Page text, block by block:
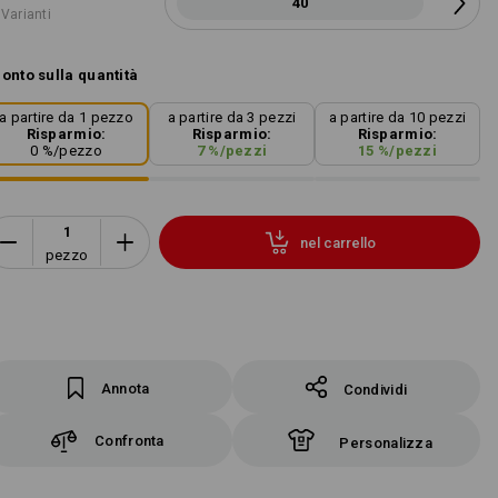
sulla quantità
a partire da 1 pezzo
Risparmio:
0 %/pezzo
a partire da 3 pezzi
Risparmio:
7%/pezzi
a partire da 10 pezzi
Risparmio:
15 %/pezzi
pezzo
nel carrello
Annota Condividi
Confronta Personalizza